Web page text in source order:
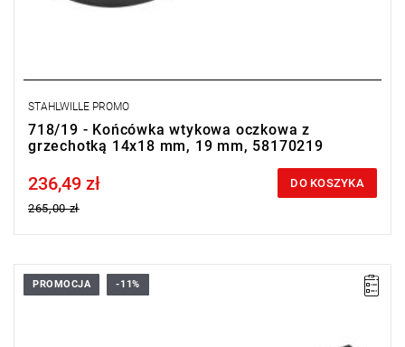
STAHLWILLE PROMO
718/19 - Końcówka wtykowa oczkowa z
grzechotką 14x18 mm, 19 mm, 58170219
Price tax included
236,49 zł
265,00 zł
DO KOSZYKA
PROMOCJA -11%